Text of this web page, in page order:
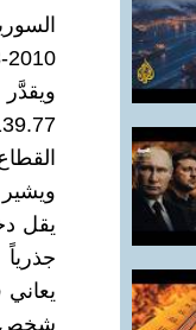
2010-2013.
القطاع